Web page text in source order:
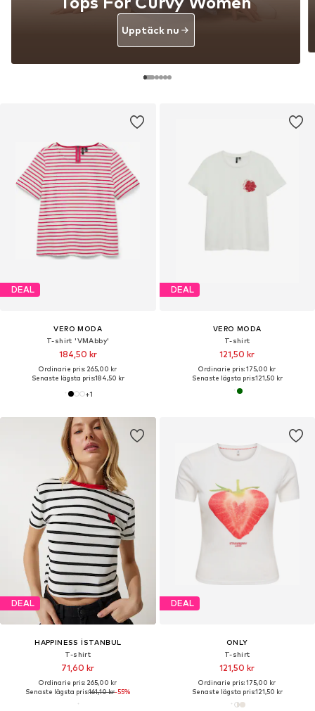
DEAL
VERO MODA
T-shirt 'VMAbby'
184,50 kr
Ordinarie pris: 265,00 kr
Senaste lägsta pris:184,50 kr
+1
Upptäck nu
DEAL
VERO MODA
T-shirt
121,50 kr
Ordinarie pris: 175,00 kr
Senaste lägsta pris:121,50 kr
DEAL
HAPPINESS İSTANBUL
T-shirt
71,60 kr
Ordinarie pris: 265,00 kr
Senaste lägsta pris:161,10 kr-55%
DEAL
ONLY
T-shirt
121,50 kr
Ordinarie pris: 175,00 kr
Senaste lägsta pris:121,50 kr